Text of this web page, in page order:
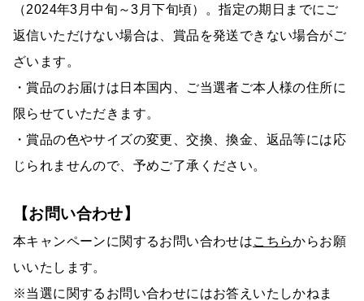
（2024年3月中旬～3月下旬頃）。指定の期日までにご
返信いただけない場合は、賞品を発送できない場合がご
ざいます。
・賞品のお届けは日本国内、ご当選者ご本人様の住所に
限らせていただきます。
・賞品の色やサイズの変更、交換、換金、返品等には応
じられませんので、予めご了承ください。
【お問い合わせ】
本キャンペーンに関するお問い合わせはこちらからお願
いいたします。
※当選に関するお問い合わせにはお答えいたしかねま